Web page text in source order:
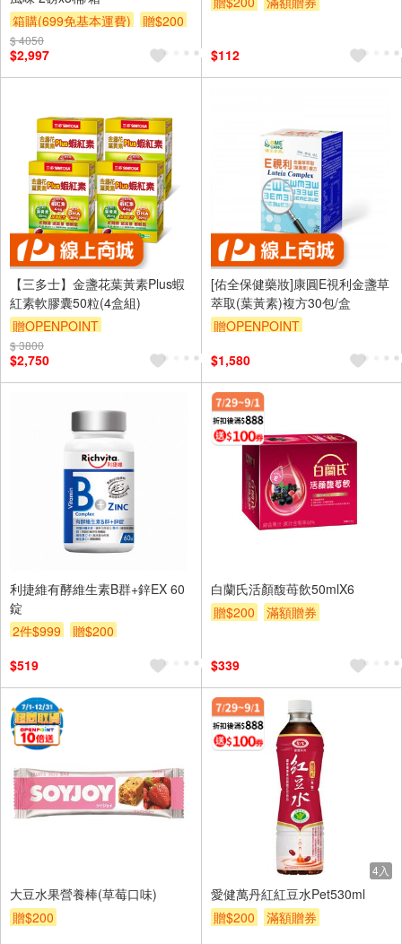
箱購(699免基本運費)
贈$200
$ 4050
$2,997 $112
【三多士】金盞花葉黃素Plus蝦
紅素軟膠囊50粒(4盒組)
贈OPENPOINT
$ 3800
$2,750
[佑全保健藥妝]康圓E視利金盞草
萃取(葉黃素)複方30包/盒
贈OPENPOINT
$1,580
利捷維有酵維生素B群+鋅EX 60
錠
2件$999
贈$200
$519
白蘭氏活顏馥苺飲50mlX6
贈$200
滿額贈券
$339
大豆水果營養棒(草莓口味)
贈$200
4入
愛健萬丹紅紅豆水Pet530ml
贈$200
滿額贈券